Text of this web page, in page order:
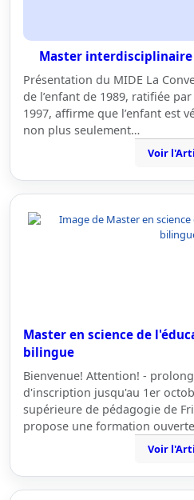
Master
Présentation du MIDE La
de l’enfant de 1989, ratifiée
1997, affirme que l’enfant est
non plus seulement…
Voir
Master en science de
bilingue
Bienvenue! Attention! -
d'inscription jusqu'au 1er
supérieure de pédagogie de
propose une formation
Voir